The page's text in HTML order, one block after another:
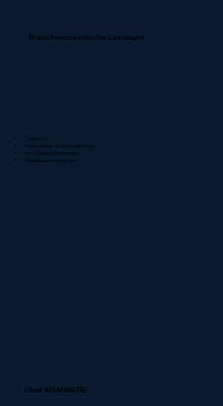
Branchenspezifische Lösungen
Über MSM365.DE
Zahnärzte
Heilpraktiker & Naturheilpraxen
Immobilienverwaltungen
Metallbauunternehmen